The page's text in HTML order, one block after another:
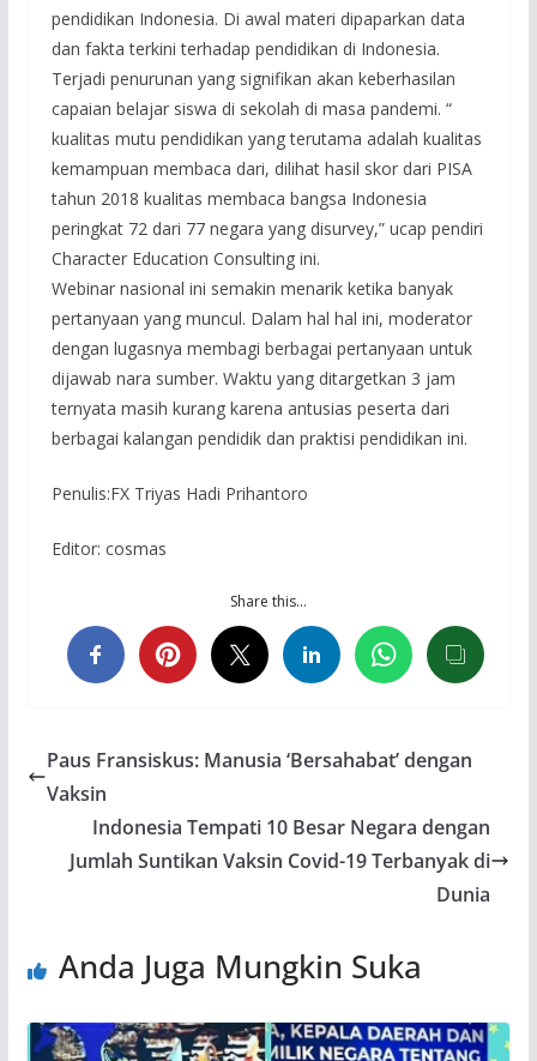
pendidikan Indonesia. Di awal materi dipaparkan data
dan fakta terkini terhadap pendidikan di Indonesia.
Terjadi penurunan yang signifikan akan keberhasilan
capaian belajar siswa di sekolah di masa pandemi. “
kualitas mutu pendidikan yang terutama adalah kualitas
kemampuan membaca dari, dilihat hasil skor dari PISA
tahun 2018 kualitas membaca bangsa Indonesia
peringkat 72 dari 77 negara yang disurvey,” ucap pendiri
Character Education Consulting ini.
Webinar nasional ini semakin menarik ketika banyak
pertanyaan yang muncul. Dalam hal hal ini, moderator
dengan lugasnya membagi berbagai pertanyaan untuk
dijawab nara sumber. Waktu yang ditargetkan 3 jam
ternyata masih kurang karena antusias peserta dari
berbagai kalangan pendidik dan praktisi pendidikan ini.
Penulis:FX Triyas Hadi Prihantoro
Editor: cosmas
Share this…
Paus Fransiskus: Manusia ‘Bersahabat’ dengan
Vaksin
Indonesia Tempati 10 Besar Negara dengan
Jumlah Suntikan Vaksin Covid-19 Terbanyak di
Dunia
Anda Juga Mungkin Suka